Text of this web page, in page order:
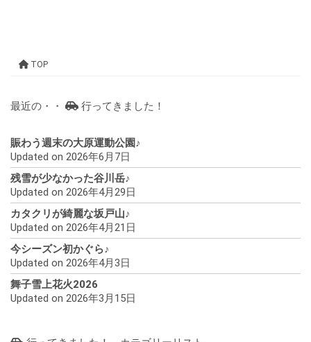
TOP
最近の・・ 行ってきました！
賑わう週末の大原運動公園♪
Updated on 2026年6月7日
残雪が少なかった谷川岳♪
Updated on 2026年4月29日
カタクリが綺麗な坂戸山♪
Updated on 2026年4月21日
今シーズン初かぐら♪
Updated on 2026年4月3日
舞子雪上花火2026
Updated on 2026年3月15日